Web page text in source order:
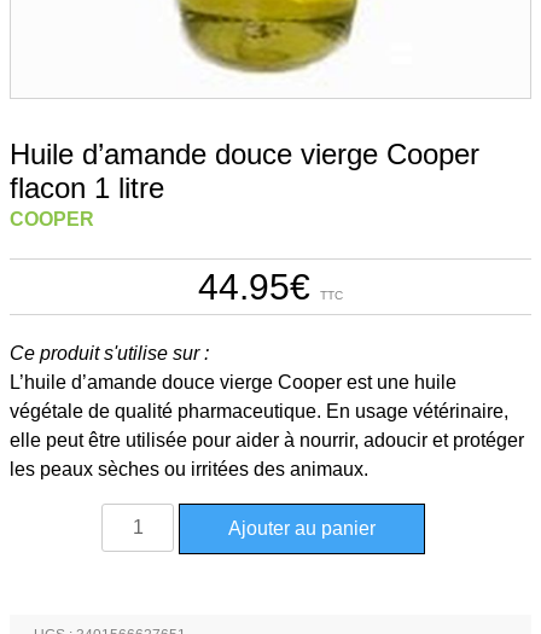
Huile d’amande douce vierge Cooper
flacon 1 litre
COOPER
44.95€ TTC
Ce produit s'utilise sur :
L’huile d’amande douce vierge Cooper est une huile
végétale de qualité pharmaceutique. En usage vétérinaire,
elle peut être utilisée pour aider à nourrir, adoucir et protéger
les peaux sèches ou irritées des animaux.
quantité
de
Ajouter au panier